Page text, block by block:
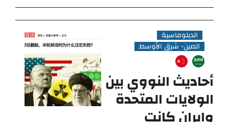
الدبلوماسية
الصين- شرق الأوسط
أحاديث النووي بين
الولايات المتحدة